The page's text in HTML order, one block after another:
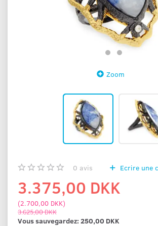
Zoom
0 avis Ecrire une
3.375,00 DKK
(2.700,00 DKK)
3.625,00 DKK
Vous sauvegardez: 250,00 DKK